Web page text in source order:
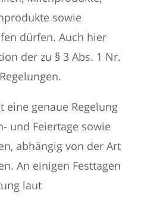
sowie
dürfen. Auch hier
der zu § 3 Abs. 1 Nr.
eine genaue Regelung
und Feiertage sowie
abhängig von der Art
An einigen Festtagen
laut